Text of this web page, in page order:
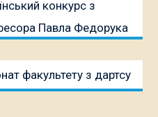
конкурс з
Павла Федорука
факультету з дартсу